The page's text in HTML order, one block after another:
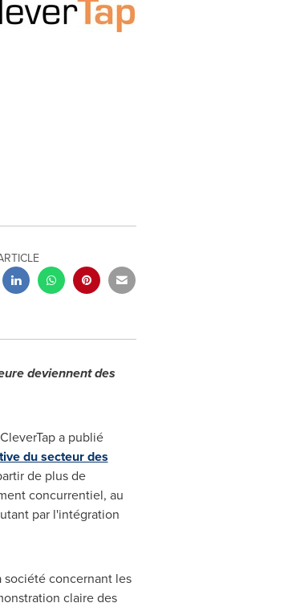
deviennent des
a publié
du secteur des
de plus de
concurrentiel, au
par l'intégration
société concernant les
claire des